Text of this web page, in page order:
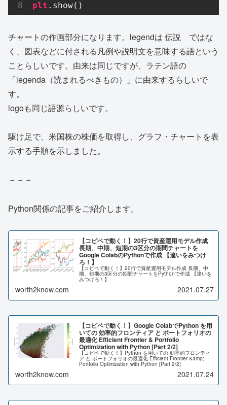
plt .show()
チャートの作画部分になります。legendは 伝説 ではな
く、図表などに付される凡例や説明文を意味する語という
ことらしいです。由来は同じですが、ラテン語の
「legenda（読まれるべきもの）」に由来するらしいで
す。
logoも同じ語源らしいです。
駆け足で、米国株の株価を取得し、グラフ・チャートを表
示する手順を示しました。
－－－
Python関係の記事をご紹介します。
【コピペで動く！】20行で資産運用モデル作成
長期、中期、短期の3区分の期間チャートを
Google ColabのPythonで作成 【違いをみつけ
ろ！】
【コピペで動く！】20行で資産運用モデル作成 長期、中
期、短期の3区分の期間チャートをPythonで作成 【違いを
みつけろ！】
worth2know.com 2021.07.27
【コピペで動く！】Google ColabでPython を用
いての 効率的フロンティア と ポートフォリオの
最適化 Efficient Frontier & Portfolio
Optimization with Python [Part 2/2]
【コピペで動く！】Python を用いての 効率的フロンティ
ア と ポートフォリオの最適化 Efficient Frontier &amp;
Portfolio Optimization with Python [Part 2/2]
worth2know.com 2021.07.24